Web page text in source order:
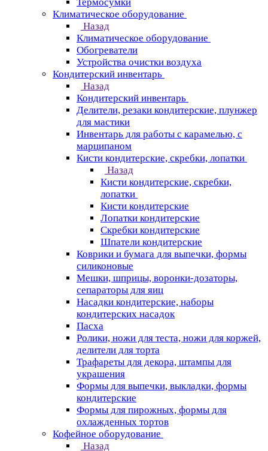
Климатическое оборудование
Назад
Климатическое оборудование
Обогреватели
Устройства очистки воздуха
Кондитерский инвентарь
Назад
Кондитерский инвентарь
Делители, резаки кондитерские, плунжер
для мастики
Инвентарь для работы с карамелью, с
марципаном
Кисти кондитерские, скребки, лопатки
Назад
Кисти кондитерские, скребки,
лопатки
Кисти кондитерские
Лопатки кондитерские
Скребки кондитерские
Шпатели кондитерские
Коврики и бумага для выпечки, формы
силиконовые
Мешки, шприцы, воронки-дозаторы,
сепараторы для яиц
Насадки кондитерские, наборы
кондитерских насадок
Пасха
Ролики, ножи для теста, ножи для коржей,
делители для торта
Трафареты для декора, штампы для
украшения
Формы для выпечки, выкладки, формы
кондитерские
Формы для пирожных, формы для
охлажденных тортов
Кофейное оборудование
Назад